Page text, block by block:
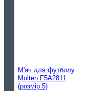
М'яч для футболу
Molten F5A2811
(розмір 5)